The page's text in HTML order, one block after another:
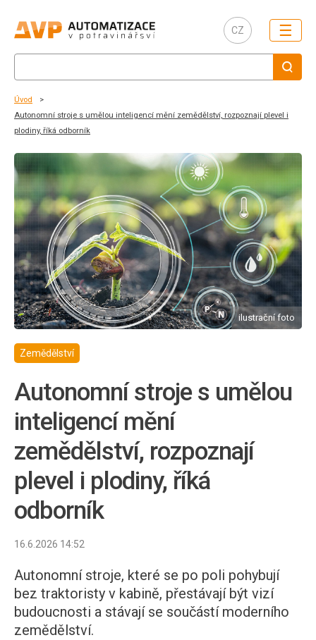
CZ ☰
Úvod
Autonomní stroje s umělou inteligencí mění zemědělství, rozpoznají plevel i
plodiny, říká odborník
ilustrační foto
Zemědělství
Autonomní stroje s umělou
inteligencí mění
zemědělství, rozpoznají
plevel i plodiny, říká
odborník
16.6.2026 14:52
Autonomní stroje, které se po poli pohybují
bez traktoristy v kabině, přestávají být vizí
budoucnosti a stávají se součástí moderního
zemědělství.